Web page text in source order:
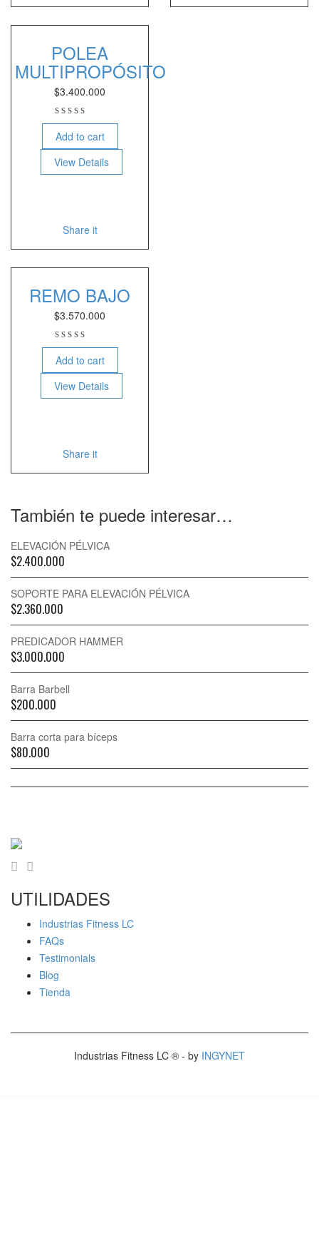
POLEA
MULTIPROPÓSITO
$3.400.000
Add to cart
View Details
Share it
REMO BAJO
$3.570.000
Add to cart
View Details
Share it
También te puede interesar…
ELEVACIÓN PÉLVICA
$2.400.000
SOPORTE PARA ELEVACIÓN PÉLVICA
$2.360.000
PREDICADOR HAMMER
$3.000.000
Barra Barbell
$200.000
Barra corta para bíceps
$80.000
UTILIDADES
Industrias Fitness LC
FAQs
Testimonials
Blog
Tienda
Industrias Fitness LC ® - by INGYNET